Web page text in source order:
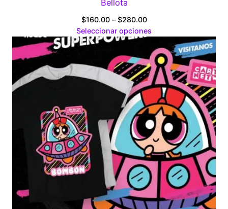
Bellota
$160.00 – $280.00Price
range:
through
$280.00
Seleccionar opciones